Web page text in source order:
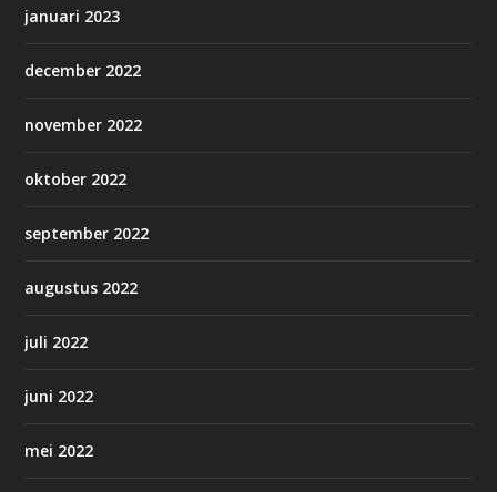
januari 2023
december 2022
november 2022
oktober 2022
september 2022
augustus 2022
juli 2022
juni 2022
mei 2022